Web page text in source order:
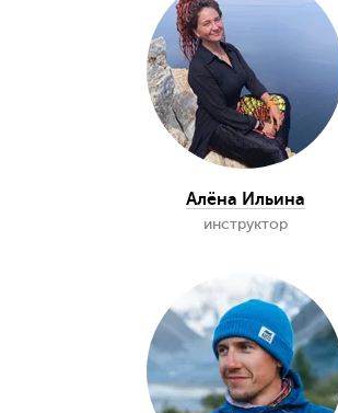
Алёна Ильина
инструктор